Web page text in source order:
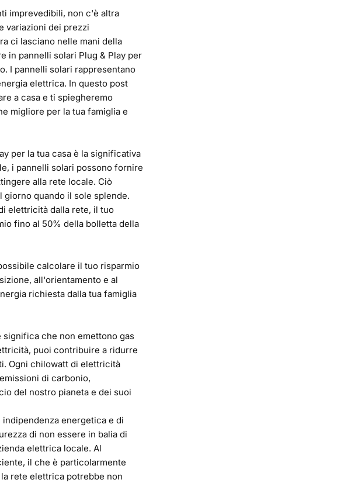
imprevedibili, non c'è altra
variazioni dei prezzi
ci lasciano nelle mani della
in pannelli solari Plug & Play per
I pannelli solari rappresentano
elettrica. In questo post
a casa e ti spiegheremo
migliore per la tua famiglia e
per la tua casa è la significativa
i pannelli solari possono fornire
alla rete locale. Ciò
quando il sole splende.
elettricità dalla rete, il tuo
fino al 50% della bolletta della
calcolare il tuo risparmio
all'orientamento e al
richiesta dalla tua famiglia
che non emettono gas
puoi contribuire a ridurre
Ogni chilowatt di elettricità
di carbonio,
del nostro pianeta e dei suoi
energetica e di
di non essere in balia di
elettrica locale. Al
il che è particolarmente
rete elettrica potrebbe non